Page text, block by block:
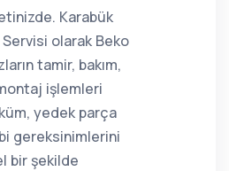
Karabük
olarak Beko
tamir, bakım,
işlemleri
yedek parça
gereksinimlerini
bir şekilde